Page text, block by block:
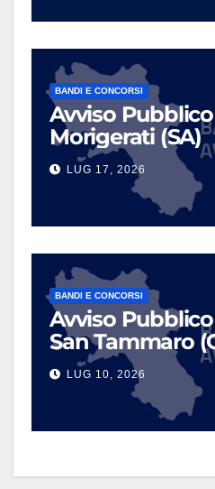
BANDI E CONCORSI
Avviso
Morigerati (SA)
LUG 17, 2026
BANDI E CONCORSI
Avviso
San Tammaro
LUG 10, 2026